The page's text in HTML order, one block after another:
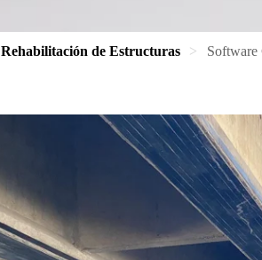
Rehabilitación de Estructuras Software